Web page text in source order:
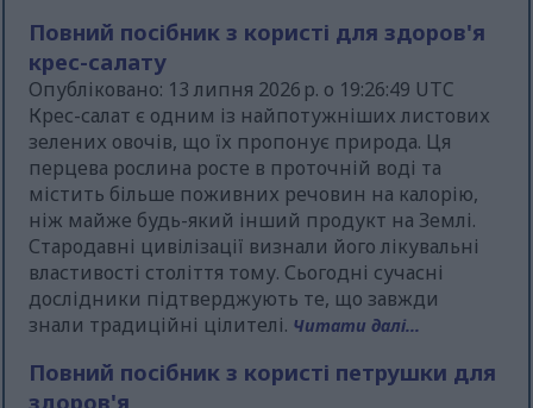
Повний посібник з користі для здоров'я
крес-салату
Опубліковано: 13 липня 2026 р. о 19:26:49 UTC
Крес-салат є одним із найпотужніших листових
зелених овочів, що їх пропонує природа. Ця
перцева рослина росте в проточній воді та
містить більше поживних речовин на калорію,
ніж майже будь-який інший продукт на Землі.
Стародавні цивілізації визнали його лікувальні
властивості століття тому. Сьогодні сучасні
дослідники підтверджують те, що завжди
знали традиційні цілителі. Читати далі...
Повний посібник з користі петрушки для
здоров'я